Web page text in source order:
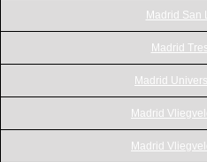
Madrid San
Madrid
Madrid
Madrid
Madrid